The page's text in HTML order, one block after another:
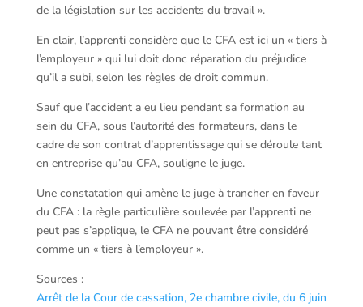
de la législation sur les accidents du travail ».
En clair, l’apprenti considère que le CFA est ici un « tiers à
l’employeur » qui lui doit donc réparation du préjudice
qu’il a subi, selon les règles de droit commun.
Sauf que l’accident a eu lieu pendant sa formation au
sein du CFA, sous l’autorité des formateurs, dans le
cadre de son contrat d’apprentissage qui se déroule tant
en entreprise qu’au CFA, souligne le juge.
Une constatation qui amène le juge à trancher en faveur
du CFA : la règle particulière soulevée par l’apprenti ne
peut pas s’applique, le CFA ne pouvant être considéré
comme un « tiers à l’employeur ».
Sources :
Arrêt de la Cour de cassation, 2e chambre civile, du 6 juin